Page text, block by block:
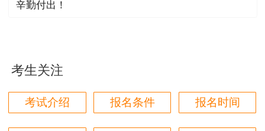
必须采取防冻措施。
器材。
（3）运输炸药雷管时，装车高度要低于车厢
10cm。
辛勤付出！
们网站教学质量越来越高。祝大家都取得满意的结
果！
用户m5****66
考生关注
考试介绍 报名条件 报名时间